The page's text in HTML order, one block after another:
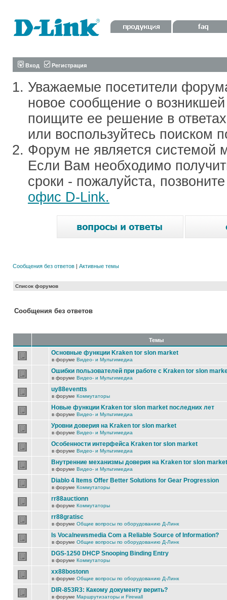
Вход Регистрация
Уважаемые посетители
новое сообщение о
поищите ее решение в
или воспользуйтесь поиском
Форум не является системой
Если Вам необходимо
сроки - пожалуйста,
офис D-Link.
Сообщения без ответов | Активные темы
Список форумов
Сообщения без ответов
Темы
Основные функции Kraken tor slon market
в форуме Видео- и Мультимедиа
Ошибки пользователей при работе с Kraken tor slon
в форуме Видео- и Мультимедиа
uy88eventts
в форуме Коммутаторы
Новые функции Kraken tor slon market последних лет
в форуме Видео- и Мультимедиа
Уровни доверия на Kraken tor slon market
в форуме Видео- и Мультимедиа
Особенности интерфейса Kraken tor slon market
в форуме Видео- и Мультимедиа
Внутренние механизмы доверия на Kraken tor slon market
в форуме Видео- и Мультимедиа
Diablo 4 Items Offer Better Solutions for Gear Progression
в форуме Коммутаторы
rr88auctionn
в форуме Коммутаторы
rr88gratisc
в форуме Общие вопросы по оборудованию Д-Линк
Is Vocalnewsmedia Com a Reliable Source of Information?
в форуме Общие вопросы по оборудованию Д-Линк
DGS-1250 DHCP Snooping Binding Entry
в форуме Коммутаторы
xx88bostonn
в форуме Общие вопросы по оборудованию Д-Линк
DIR-853R3: Какому документу верить?
в форуме Маршрутизаторы и Firewall